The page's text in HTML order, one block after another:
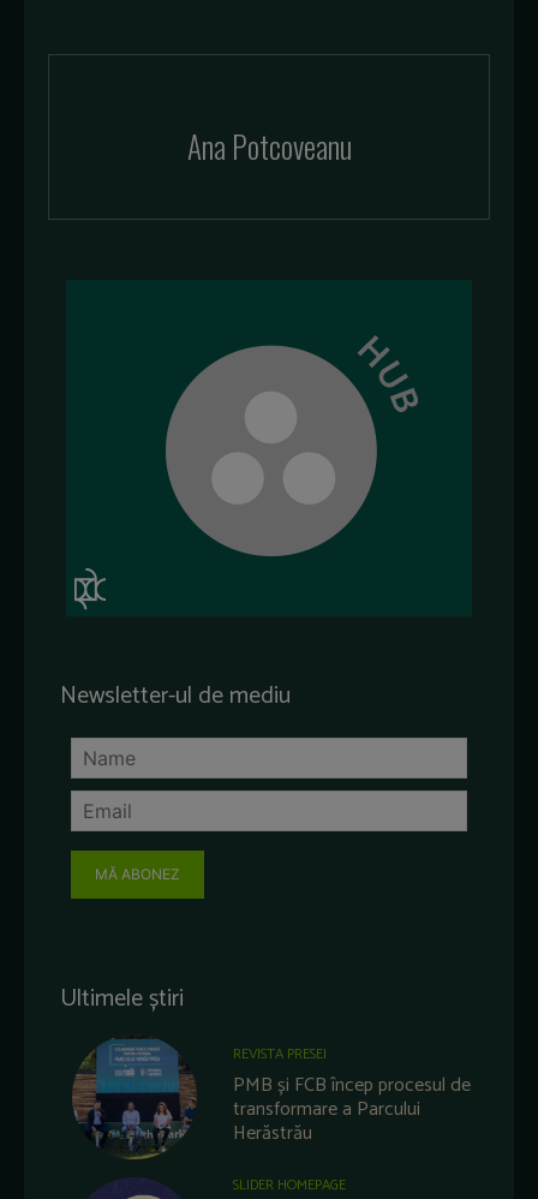
Ana Potcoveanu
Newsletter-ul de mediu
MĂ ABONEZ
Ultimele știri
REVISTA PRESEI
PMB și FCB încep procesul de
transformare a Parcului
Herăstrău
SLIDER HOMEPAGE